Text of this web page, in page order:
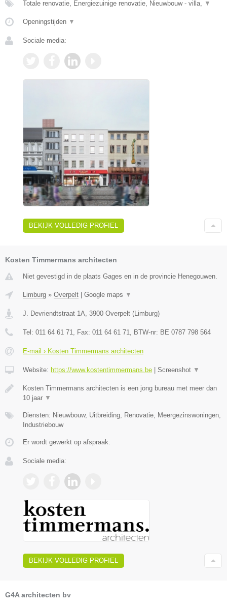
Totale renovatie, Energiezuinige renovatie, Nieuwbouw - villa, ▼
Openingstijden ▼
Sociale media:
BEKIJK VOLLEDIG PROFIEL
Kosten Timmermans architecten
Niet gevestigd in de plaats Gages en in de provincie Henegouwen.
Limburg » Overpelt Google maps ▼
J. Devriendtstraat 1A, 3900 Overpelt (Limburg)
Tel: 011 64 61 71, Fax: 011 64 61 71, BTW-nr: BE 0787 798 564
E-mail › Kosten Timmermans architecten
Website: https://www.kostentimmermans.be Screenshot ▼
Kosten Timmermans architecten is een jong bureau met meer dan
10 jaar ▼
Diensten: Nieuwbouw, Uitbreiding, Renovatie, Meergezinswoningen,
Industriebouw
Er wordt gewerkt op afspraak.
Sociale media:
BEKIJK VOLLEDIG PROFIEL
G4A architecten bv